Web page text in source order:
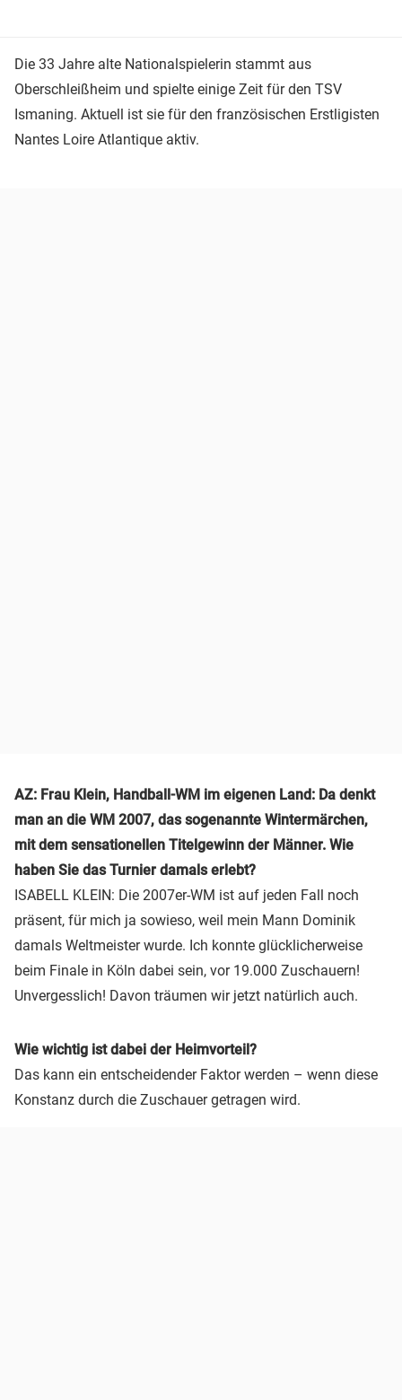
Die 33 Jahre alte Nationalspielerin stammt aus
Oberschleißheim und spielte einige Zeit für den TSV
Ismaning. Aktuell ist sie für den französischen Erstligisten
Nantes Loire Atlantique aktiv.
AZ: Frau Klein, Handball-WM im eigenen Land: Da denkt
man an die WM 2007, das sogenannte Wintermärchen,
mit dem sensationellen Titelgewinn der Männer. Wie
haben Sie das Turnier damals erlebt?
ISABELL KLEIN: Die 2007er-WM ist auf jeden Fall noch
präsent, für mich ja sowieso, weil mein Mann Dominik
damals Weltmeister wurde. Ich konnte glücklicherweise
beim Finale in Köln dabei sein, vor 19.000 Zuschauern!
Unvergesslich! Davon träumen wir jetzt natürlich auch.
Wie wichtig ist dabei der Heimvorteil?
Das kann ein entscheidender Faktor werden – wenn diese
Konstanz durch die Zuschauer getragen wird.